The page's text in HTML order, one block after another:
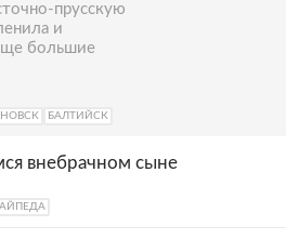
прусскую
и
большие
БАЛТИЙСК
внебрачном сыне